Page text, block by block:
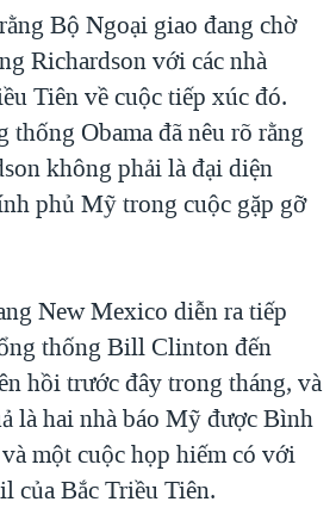
Bộ Ngoại giao đang chờ
Richardson với các nhà
Tiên về cuộc tiếp xúc đó.
Obama đã nêu rõ rằng
không phải là đại diện
phủ Mỹ trong cuộc gặp gỡ
New Mexico diễn ra tiếp
thống Bill Clinton đến
hồi trước đây trong tháng, và
là hai nhà báo Mỹ được Bình
một cuộc họp hiếm có với
của Bắc Triều Tiên.